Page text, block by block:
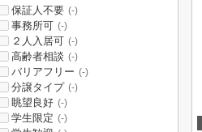
保証人不要 (-)
事務所可 (-)
２人入居可 (-)
高齢者相談 (-)
バリアフリー (-)
分譲タイプ (-)
眺望良好 (-)
学生限定 (-)